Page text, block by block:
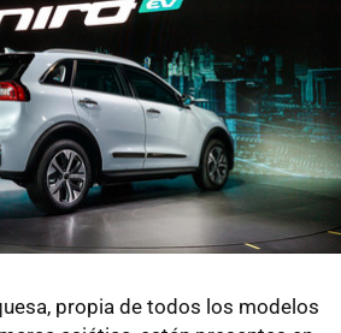
propia de todos los modelos